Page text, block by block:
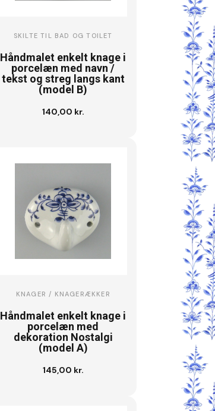
SKILTE TIL BAD OG TOILET
Håndmalet enkelt knage i
porcelæn med navn /
tekst og streg langs kant
(model B)
140,00 kr.
Se vare
KNAGER / KNAGERÆKKER
Håndmalet enkelt knage i
porcelæn med
dekoration Nostalgi
(model A)
145,00 kr.
Se vare